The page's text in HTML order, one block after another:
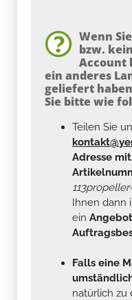
Wenn
bzw.
Account
ein anderes
geliefert
Sie bitte wie
Teilen Sie
Adresse
Ihnen dann
ein
Falls eine
natürlich zu